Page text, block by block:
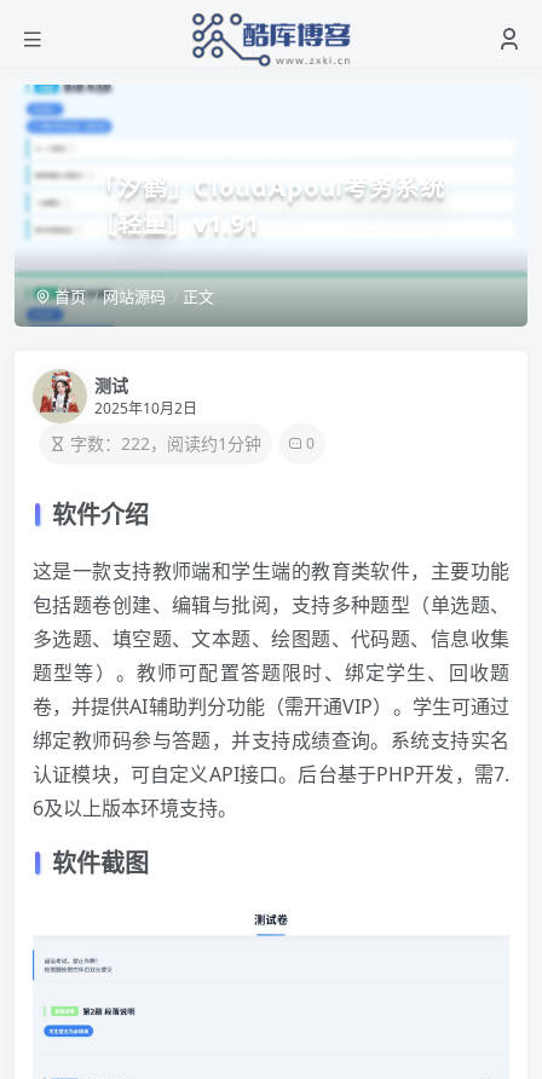
「汐鹤」CloudApoul考务系统
［轻量］v1.91
首页 网站源码 正文
测试
2025年10月2日
字数：222，阅读约1分钟 0
软件介绍
这是一款支持教师端和学生端的教育类软件，主要功能
包括题卷创建、编辑与批阅，支持多种题型（单选题、
多选题、填空题、文本题、绘图题、代码题、信息收集
题型等）。教师可配置答题限时、绑定学生、回收题
卷，并提供AI辅助判分功能（需开通VIP）。学生可通过
绑定教师码参与答题，并支持成绩查询。系统支持实名
认证模块，可自定义API接口。后台基于PHP开发，需7.
6及以上版本环境支持。
软件截图